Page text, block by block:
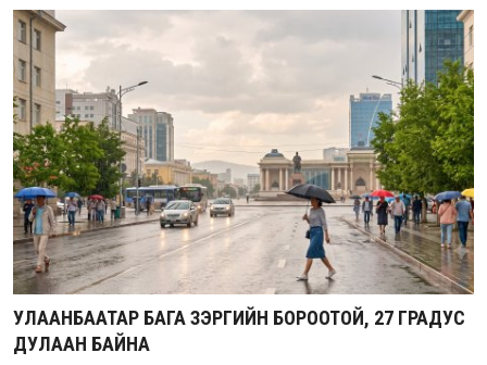
УЛААНБААТАР БАГА ЗЭРГИЙН БОРООТОЙ, 27 ГРАДУС
ДУЛААН БАЙНА